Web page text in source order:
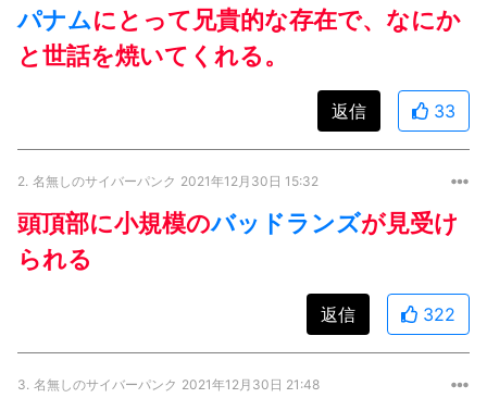
パナムにとって兄貴的な存在で、なにか
と世話を焼いてくれる。
返信 33
2. 名無しのサイバーパンク 2021年12月30日 15:32
頭頂部に小規模のバッドランズが見受け
られる
返信 322
3. 名無しのサイバーパンク 2021年12月30日 21:48